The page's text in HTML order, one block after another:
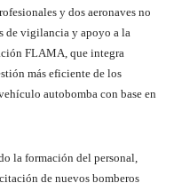
y dos aeronaves no
de vigilancia y apoyo a la
FLAMA, que integra
más eficiente de los
autobomba con base en
la formación del personal,
de nuevos bomberos